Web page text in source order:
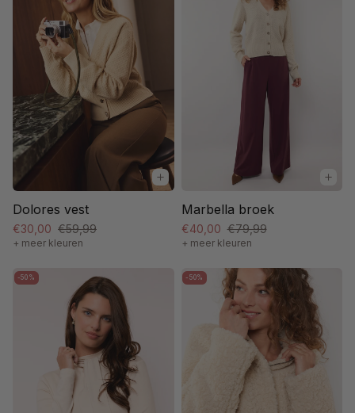
Dolores vest
€30,00 €59,99
+ meer kleuren
Marbella broek
€40,00 €79,99
+ meer kleuren
-50% -50%